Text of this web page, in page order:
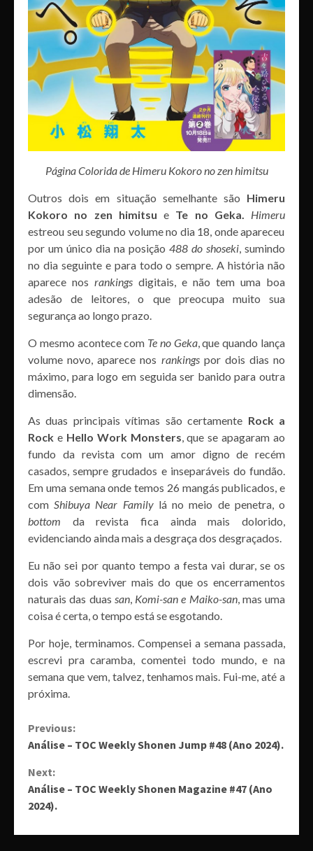
Página Colorida de Himeru Kokoro no zen himitsu
Outros dois em situação semelhante são Himeru
Kokoro no zen himitsu e Te no Geka. Himeru
estreou seu segundo volume no dia 18, onde apareceu
por um único dia na posição 488 do shoseki , sumindo
no dia seguinte e para todo o sempre. A história não
aparece nos rankings digitais, e não tem uma boa
adesão de leitores, o que preocupa muito sua
segurança ao longo prazo.
O mesmo acontece com Te no Geka, que quando lança
volume novo, aparece nos rankingspor dois dias no
máximo, para logo em seguida ser banido para outra
dimensão.
As duas principais vítimas são certamente Rock a
Rock eHello Work Monsters , que se apagaram ao
fundo da revista com um amor digno de recém
casados, sempre grudados e inseparáveis do fundão.
Em uma semana onde temos 26 mangás publicados, e
com Shibuya Near Familylá no meio de penetra, o
bottom da revista fica ainda mais dolorido,
evidenciando ainda mais a desgraça dos desgraçados.
Eu não sei por quanto tempo a festa vai durar, se os
dois vão sobreviver mais do que os encerramentos
naturais das duas san, Komi-san e Maiko-san, mas uma
coisa é certa, o tempo está se esgotando.
Por hoje, terminamos. Compensei a semana passada,
escrevi pra caramba, comentei todo mundo, e na
semana que vem, talvez, tenhamos mais. Fui-me, até a
próxima.
Continue
Previous:
Análise – TOC Weekly Shonen Jump #48 (Ano 2024).
Next:
Análise – TOC Weekly Shonen Magazine #47 (Ano
2024).